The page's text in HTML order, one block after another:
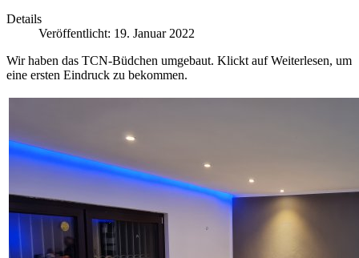
Details
Veröffentlicht: 19. Januar 2022
Wir haben das TCN-Büdchen umgebaut. Klickt auf Weiterlesen, um
eine ersten Eindruck zu bekommen.